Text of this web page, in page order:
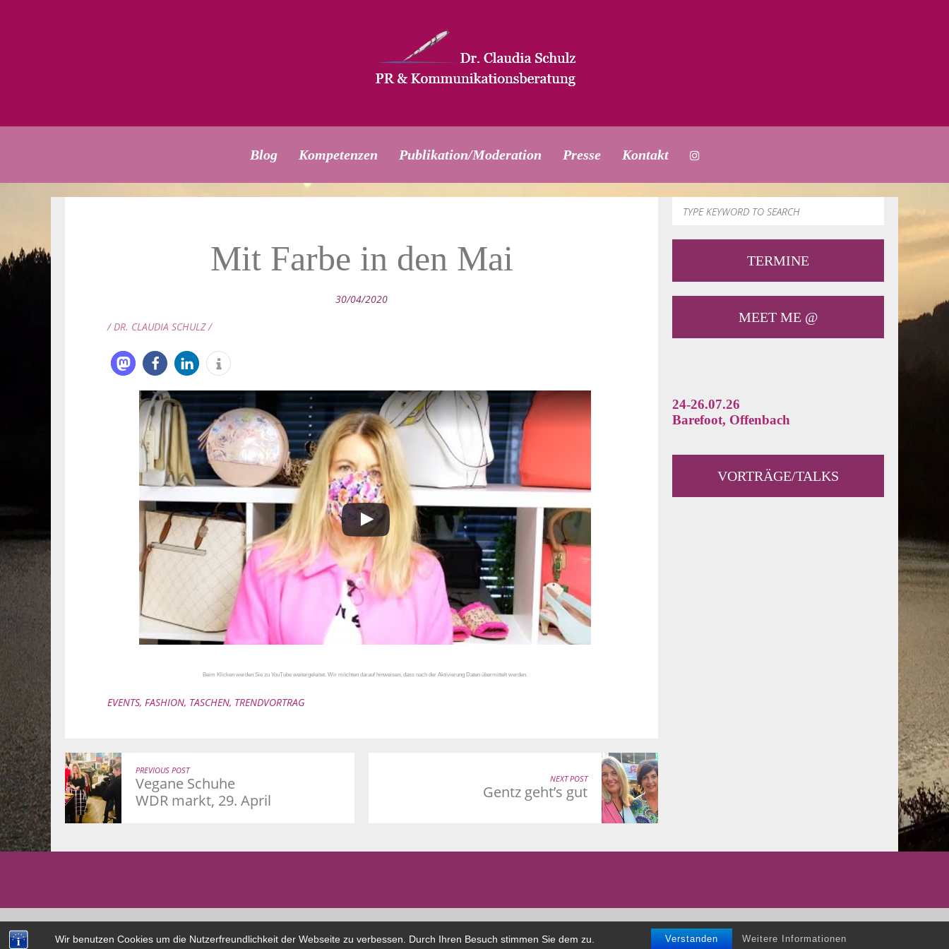
Wir benutzen Cookies um die Nutzerfreundlichkeit der Webseite zu verbessen. Durch Ihren Besuch stimmen Sie dem zu. Verstanden Weitere Informationen
Blog Kompetenzen Publikation/Moderation Presse Kontakt
Mit Farbe in den Mai
30/04/2020
/ DR. CLAUDIA SCHULZ /
Beim Klicken werden Sie zu YouTube weitergeleitet. Wir möchten darauf hinweisen, dass nach der Aktivierung Daten übermittelt werden.
EVENTS, FASHION, TASCHEN, TRENDVORTRAG
PREVIOUS POST
Vegane Schuhe
WDR markt, 29. April
NEXT POST
Gentz geht’s gut
TERMINE
MEET ME @
24-26.07.26
Barefoot, Offenbach
VORTRÄGE/TALKS
© 2026 Dr. Claudia Schulz